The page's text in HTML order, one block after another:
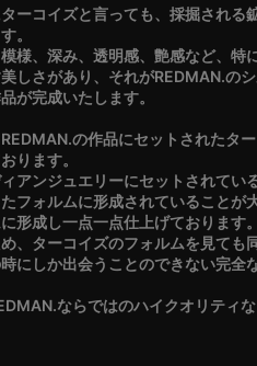
ーコイズと言っても、採掘される
。
様、深み、透明感、艶感など、特
しさがあり、それがREDMAN.の
が完成いたします。
REDMAN.の作品にセットされたタ
ります。
アンジュエリーにセットされてい
フォルムに形成されていることが
形成し一点一点仕上げております。
、ターコイズのフォルムを見ても
にしか出会うことのできない完全
ならではのハイクオリティ